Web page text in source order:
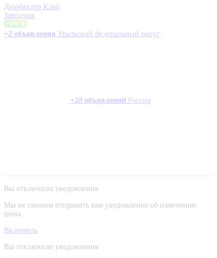
Дюрбахлер Клаб
Заводчик
+2 объявления Уральский федеральный округ
+28 объявлений Россия
Вы отключили уведомления
Мы не сможем отправить вам уведомление об изменении
цены
Включить
Вы отключили уведомления